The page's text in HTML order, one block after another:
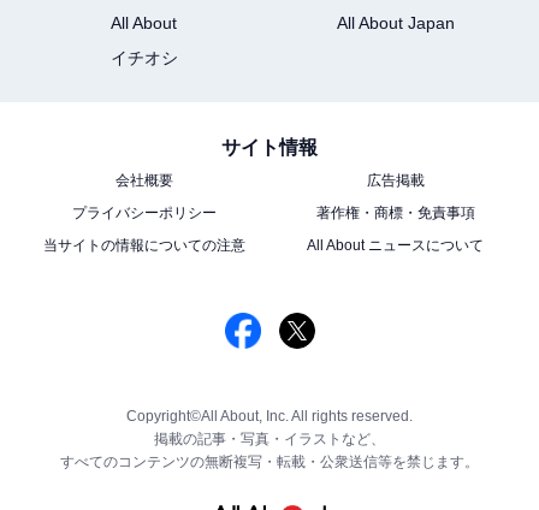
All About
All About Japan
イチオシ
サイト情報
会社概要
広告掲載
プライバシーポリシー
著作権・商標・免責事項
当サイトの情報についての注意
All About ニュースについて
Copyright©All About, Inc. All rights reserved.
掲載の記事・写真・イラストなど、
すべてのコンテンツの無断複写・転載・公衆送信等を禁じます。